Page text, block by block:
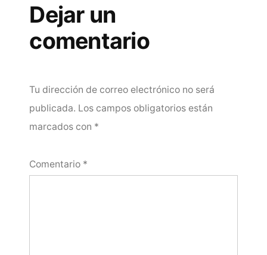
Dejar un
comentario
Tu dirección de correo electrónico no será
publicada. Los campos obligatorios están
marcados con *
Comentario *